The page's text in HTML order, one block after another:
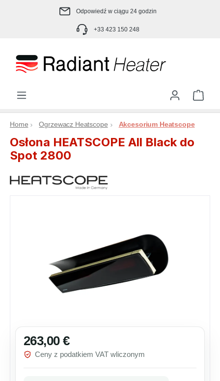
Przejdź do głównej zawartości
Odpowiedź w ciągu 24 godzin
+33 423 150 248
Home Ogrzewacz Heatscope Akcesorium Heatscope
Osłona HEATSCOPE All Black do
Spot 2800
Cena regularna:
263,00 €
Ceny z podatkiem VAT wliczonym